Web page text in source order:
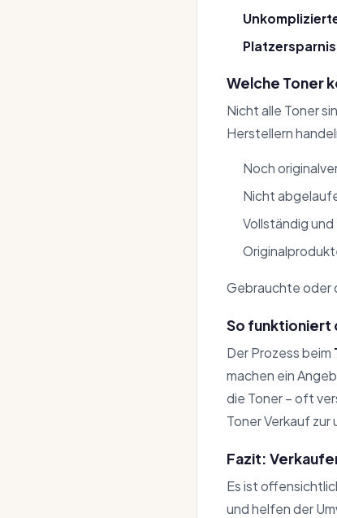
Welche Toner
Nicht alle Toner
Herstellern
Noch
Nicht
Vollständig
Gebrauchte oder
So funktioniert
Der Prozess beim
machen ein
die Toner – oft
Toner Verkauf
Fazit:
Es ist
und helfen der